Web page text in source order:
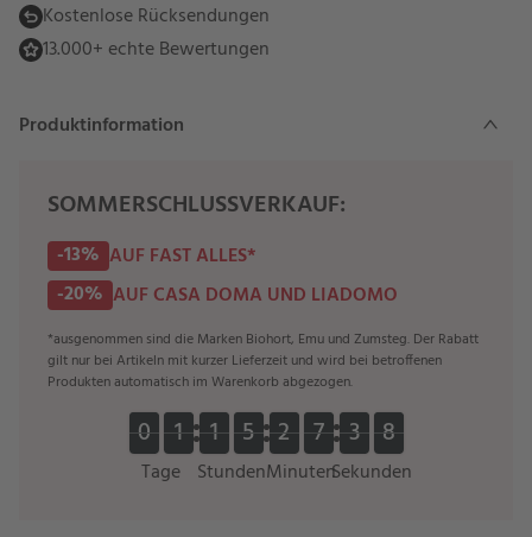
Kostenlose Rücksendungen
13.000+ echte Bewertungen
Produktinformation
SOMMERSCHLUSSVERKAUF:
-13% AUF FAST ALLES*
-20% AUF CASA DOMA UND LIADOMO
*ausgenommen sind die Marken Biohort, Emu und Zumsteg. Der Rabatt
gilt nur bei Artikeln mit kurzer Lieferzeit und wird bei betroffenen
Produkten automatisch im Warenkorb abgezogen.
Tage
0
0
0
0 1
1
1
1
Stunden
1
1
1
1 5
5
5
5
Minuten
2
2
2
2 7
7
7
7
Sekunden
3
3
3
3 7
8
8
7